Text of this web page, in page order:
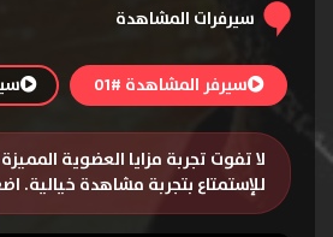
سيرفرات المشاهدة
سيرفر المشاهدة #01
لا تفوت تجربة مزايا العضوية
للإستمتاع بتجربة مشاهدة خيالية.